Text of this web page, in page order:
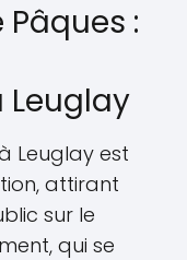
:
Leuglay est
attirant
sur le
qui se